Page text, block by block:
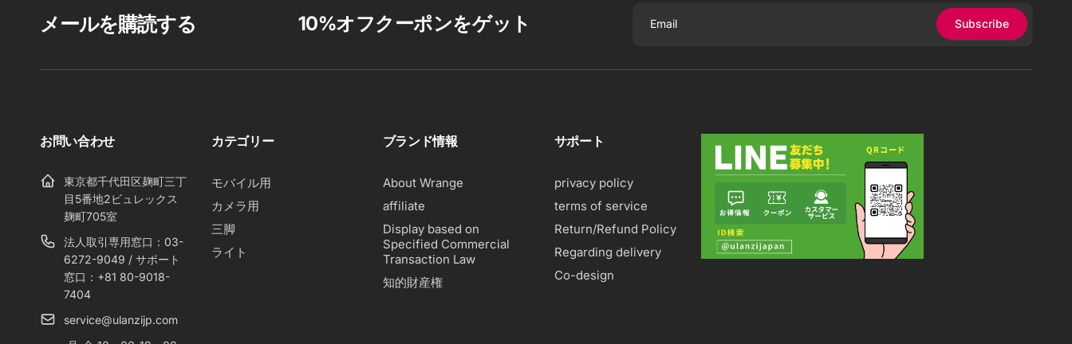
メールを購読する 10%オフクーポンをゲット Subscribe
お問い合わせ
東京都千代田区麹町三丁
目5番地2ビュレックス
麹町705室
法人取引専用窓口：03-
6272-9049 / サポート
窓口：+81 80-9018-
7404
service@ulanzijp.com
カテゴリー
モバイル用
カメラ用
三脚
ライト
ブランド情報
About Wrange
affiliate
Display based on
Specified Commercial
Transaction Law
知的財産権
サポート
privacy policy
terms of service
Return/Refund Policy
Regarding delivery
Co-design